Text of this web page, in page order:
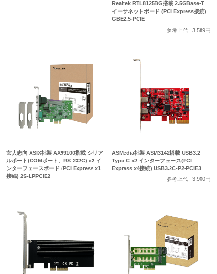
Realtek RTL8125BG搭載 2.5GBase-T
イーサネットボード (PCI Express接続)
GBE2.5-PCIE
参考上代
3,589円
玄人志向 ASIX社製 AX99100搭載 シリア
ルポート(COMポート、RS-232C) x2 イ
ンターフェースボード (PCI Express x1
接続) 2S-LPPCIE2
ASMedia社製 ASM3142搭載 USB3.2
Type-C x2 インターフェース(PCI-
Express x4接続) USB3.2C-P2-PCIE3
参考上代
3,900円